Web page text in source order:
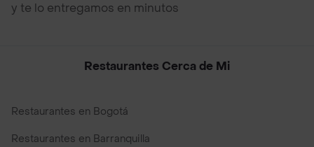
y te lo entregamos en minutos
Restaurantes Cerca de Mi
Restaurantes en Bogotá
Restaurantes en Barranquilla